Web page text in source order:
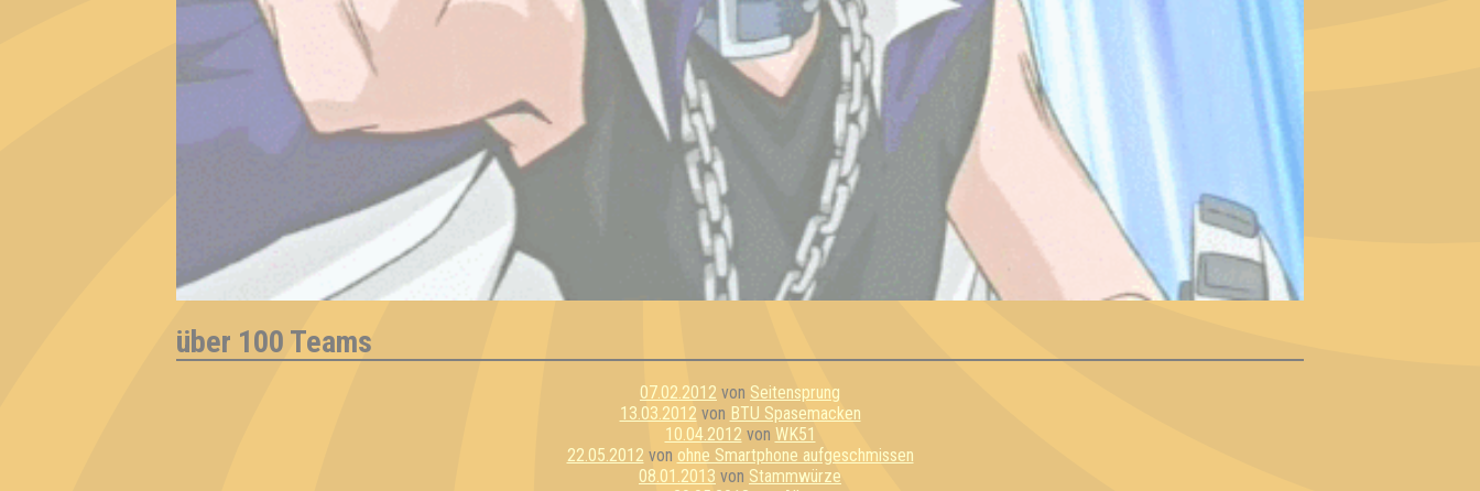
über 100 Teams
07.02.2012 von Seitensprung
13.03.2012 von BTU Spasemacken
10.04.2012 von WK51
22.05.2012 von ohne Smartphone aufgeschmissen
08.01.2013 von Stammwürze